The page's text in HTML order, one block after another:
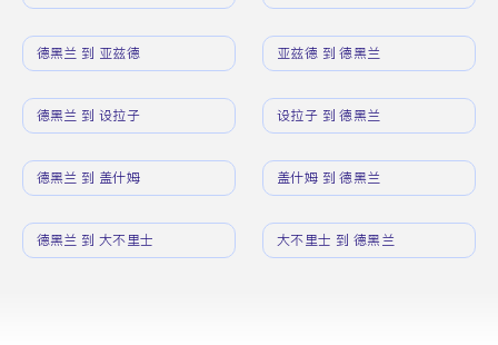
德黑兰 到 亚兹德 亚兹德 到 德黑兰
德黑兰 到 设拉子 设拉子 到 德黑兰
德黑兰 到 盖什姆 盖什姆 到 德黑兰
德黑兰 到 大不里士 大不里士 到 德黑兰